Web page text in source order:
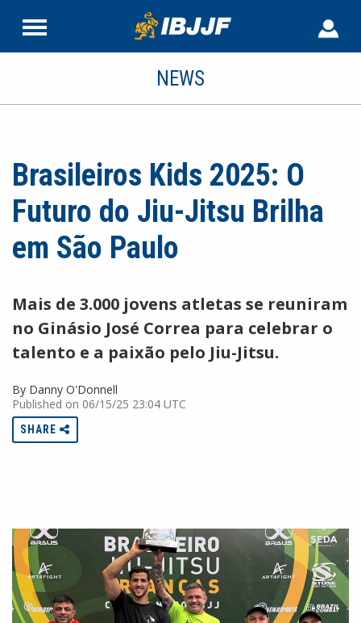
NEWS
Brasileiros Kids 2025: O
Futuro do Jiu-Jitsu Brilha
em São Paulo
Mais de 3.000 jovens atletas se reuniram
no Ginásio José Correa para celebrar o
talento e a paixão pelo Jiu-Jitsu.
By Danny O'Donnell
Published on 06/15/25 23:04 UTC
SHARE